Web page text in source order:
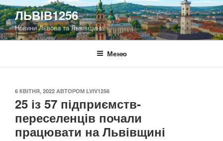
Перейти
до
вмісту
ЛЬВІВ1256
Новини Львова та Львівщини
Меню
ОПУБЛІКОВАНО
6 КВІТНЯ, 2022 АВТОРОМ LVIV1256
25 із 57 підприємств-
переселенців почали
працювати на Львівщині